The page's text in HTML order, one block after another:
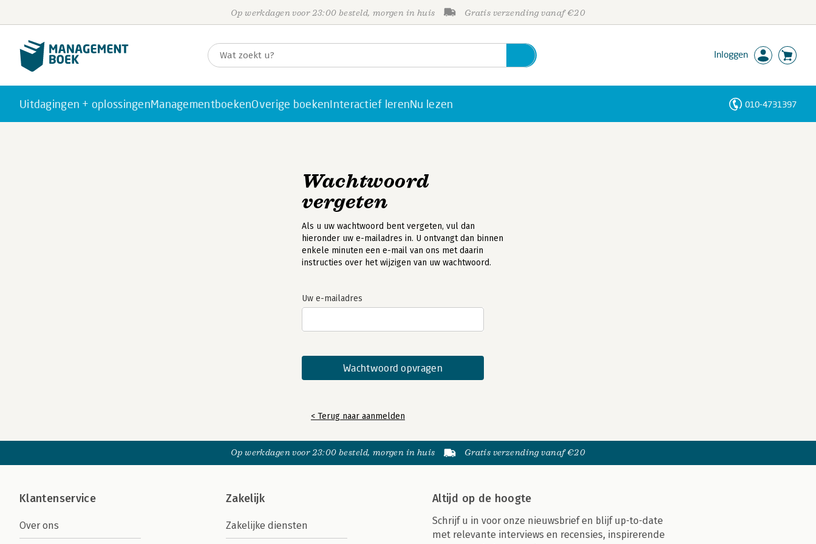
Op werkdagen voor 23:00 besteld, morgen in huis Gratis verzending vanaf €20
Inloggen
Uitdagingen + oplossingenManagementboekenOverige boekenInteractief lerenNu lezen 010-4731397
Wachtwoord
vergeten
Als u uw wachtwoord bent vergeten, vul dan
hieronder uw e-mailadres in. U ontvangt dan binnen
enkele minuten een e-mail van ons met daarin
instructies over het wijzigen van uw wachtwoord.
Uw e-mailadres
< Terug naar aanmelden
Op werkdagen voor 23:00 besteld, morgen in huis Gratis verzending vanaf €20
Klantenservice
Over ons
Zakelijk
Zakelijke diensten
Altijd op de hoogte
Schrijf u in voor onze nieuwsbrief en blijf up-to-date
met relevante interviews en recensies, inspirerende
Personen